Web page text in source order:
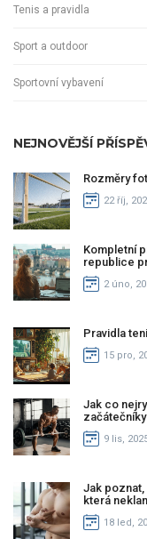
Tenis a pravidla
Sport a outdoor
Sportovní vybavení
NEJNOVĚJŠÍ
Rozměry
22 říj,
Kompletní
republice
2 úno,
Pravidla
15 pro,
Jak co
začátečníky
9 lis,
Jak poznat,
která
18 led,